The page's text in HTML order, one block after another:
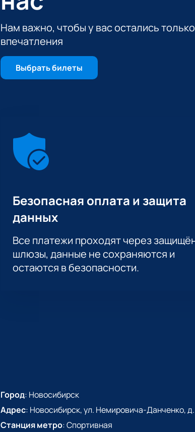
Нам важно, чтобы у вас остались
впечатления
Выбрать билеты
Безопасная оплата и защита
данных
Все платежи проходят через
шлюзы, данные не сохраняются и
остаются в безопасности.
Город: Новосибирск
Адрес: Новосибирск, ул. Немировича-Данченко, д.
Станция метро:Спортивная